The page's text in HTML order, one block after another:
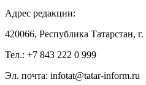
Адрес редакции:
420066, Республика Татарстан,
Тел.: +7 843 222 0 999
Эл. почта: infotat@tatar-inform.ru